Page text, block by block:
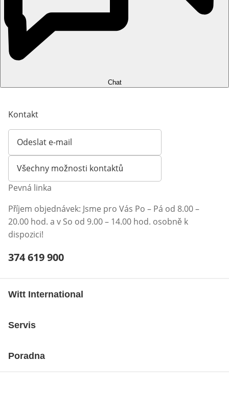
Chat
Kontakt
Odeslat e-mail
Otevírá e-mailového klienta
Všechny možnosti kontaktů
Pevná linka
Příjem objednávek: Jsme pro Vás Po – Pá od 8.00 –
20.00 hod. a v So od 9.00 – 14.00 hod. osobně k
dispozici!
Telefonní číslo:
374 619 900
Witt International
Servis
Poradna